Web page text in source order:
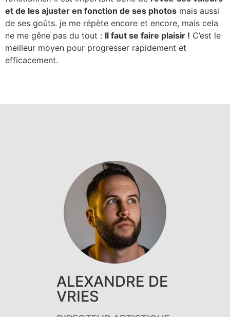
et de les ajuster en fonction de ses photos mais aussi
de ses goûts. je me répète encore et encore, mais cela
ne me gêne pas du tout : Il faut se faire plaisir ! C’est le
meilleur moyen pour progresser rapidement et
efficacement.
ALEXANDRE DE
VRIES